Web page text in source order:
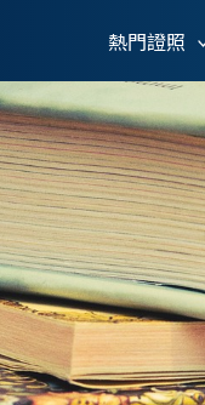
熱門證照